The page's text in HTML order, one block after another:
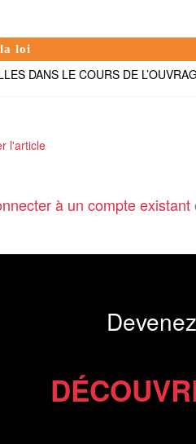
loi
DANS LE COURS DE
l'article
à un compte existant